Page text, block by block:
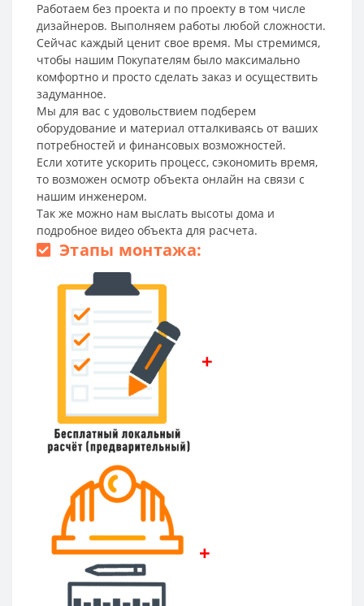
Работаем без проекта и по проекту в том числе
дизайнеров. Выполняем работы любой сложности.
Сейчас каждый ценит свое время. Мы стремимся,
чтобы нашим Покупателям было максимально
комфортно и просто сделать заказ и осуществить
задуманное.
Мы для вас с удовольствием подберем
оборудование и материал отталкиваясь от ваших
потребностей и финансовых возможностей.
Если хотите ускорить процесс, сэкономить время,
то возможен осмотр объекта онлайн на связи с
нашим инженером.
Так же можно нам выслать высоты дома и
подробное видео объекта для расчета.
Этапы монтажа:
+
+